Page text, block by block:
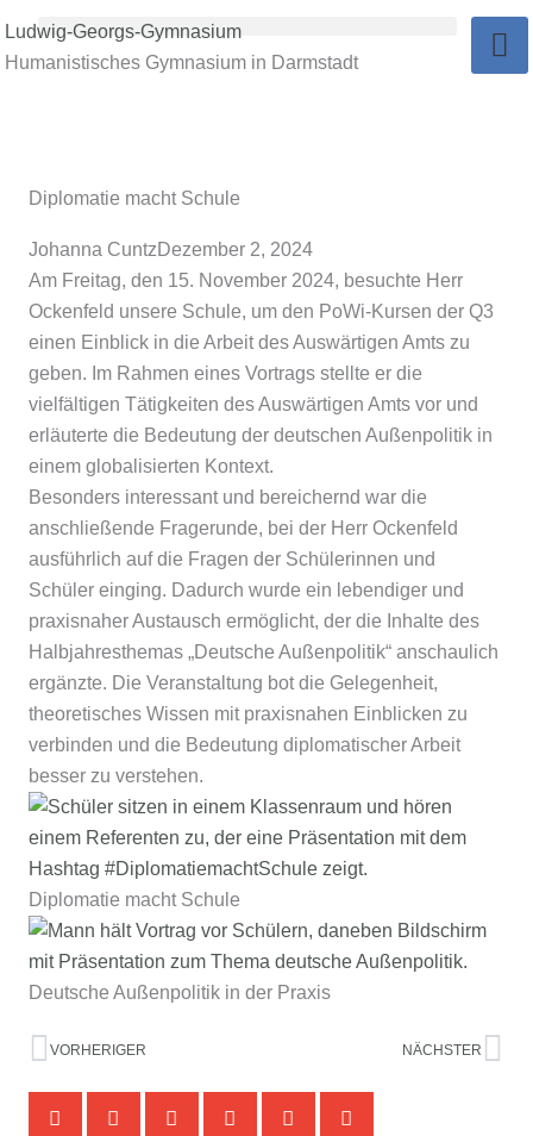
Inhalt
springen
Ludwig-Georgs-Gymnasium
Humanistisches Gymnasium in Darmstadt
Diplomatie macht Schule
Johanna Cuntz Dezember 2, 2024
Am Freitag, den 15. November 2024, besuchte Herr
Ockenfeld unsere Schule, um den PoWi-Kursen der Q3
einen Einblick in die Arbeit des Auswärtigen Amts zu
geben. Im Rahmen eines Vortrags stellte er die
vielfältigen Tätigkeiten des Auswärtigen Amts vor und
erläuterte die Bedeutung der deutschen Außenpolitik in
einem globalisierten Kontext.
Besonders interessant und bereichernd war die
anschließende Fragerunde, bei der Herr Ockenfeld
ausführlich auf die Fragen der Schülerinnen und
Schüler einging. Dadurch wurde ein lebendiger und
praxisnaher Austausch ermöglicht, der die Inhalte des
Halbjahresthemas „Deutsche Außenpolitik“ anschaulich
ergänzte. Die Veranstaltung bot die Gelegenheit,
theoretisches Wissen mit praxisnahen Einblicken zu
verbinden und die Bedeutung diplomatischer Arbeit
besser zu verstehen.
Diplomatie macht Schule
Deutsche Außenpolitik in der Praxis
Zurück
VORHERIGER NÄCHSTER